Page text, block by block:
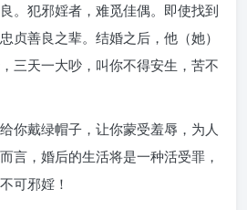
。犯邪婬者，难觅佳偶。即使找到
贞善良之辈。结婚之后，他（她）
三天一大吵，叫你不得安生，苦不
你戴绿帽子，让你蒙受羞辱，为人
言，婚后的生活将是一种活受罪，
可邪婬！